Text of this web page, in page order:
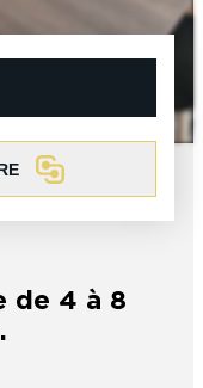
EPERNAY EN
VIGNOBLES &
EPERNAY EN
EN CHAMPAGNE
de 4 à 8